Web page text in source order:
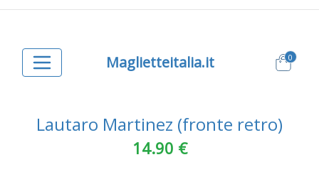
Maglietteitalia.it 0
Lautaro Martinez (fronte retro)
14.90 €